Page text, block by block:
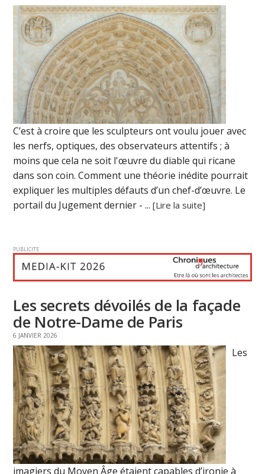
C’est à croire que les sculpteurs ont voulu jouer avec
les nerfs, optiques, des observateurs attentifs ; à
moins que cela ne soit l'œuvre du diable qui ricane
dans son coin. Comment une théorie inédite pourrait
expliquer les multiples défauts d’un chef-d’œuvre. Le
portail du Jugement dernier - ...[Lire la suite]
PUBLICITE
Les secrets dévoilés de la façade
de Notre-Dame de Paris
6 JANVIER 2026
Les
imagiers du Moyen Âge étaient capables d’ironie à